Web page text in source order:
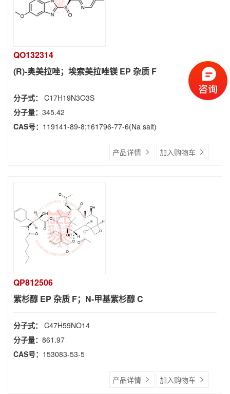
QO132314
(R)-奥美拉唑；埃索美拉唑镁 EP 杂质 F
分子式： C17H19N3O3S
分子量： 345.42
CAS号： 119141-89-8;161796-77-6(Na salt)
产品详情 加入购物车
QP812506
紫杉醇 EP 杂质 F；N-甲基紫杉醇 C
分子式： C47H59NO14
分子量： 861.97
CAS号： 153083-53-5
产品详情 加入购物车